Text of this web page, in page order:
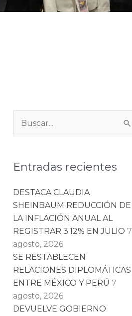
Buscar:
Entradas recientes
DESTACA CLAUDIA
SHEINBAUM REDUCCIÓN DE
LA INFLACIÓN ANUAL AL
REGISTRAR 3.12% EN JULIO 7
agosto, 2026
SE RESTABLECEN
RELACIONES DIPLOMÁTICAS
ENTRE MÉXICO Y PERÚ 7
agosto, 2026
DEVUELVE GOBIERNO